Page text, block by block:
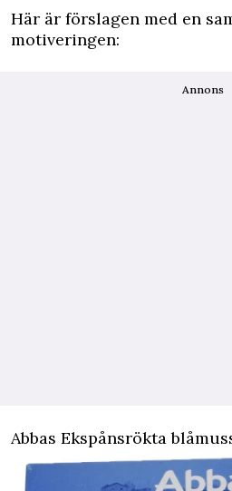
Här är förslagen med en
motiveringen:
Annons
Abbas Ekspånsrökta